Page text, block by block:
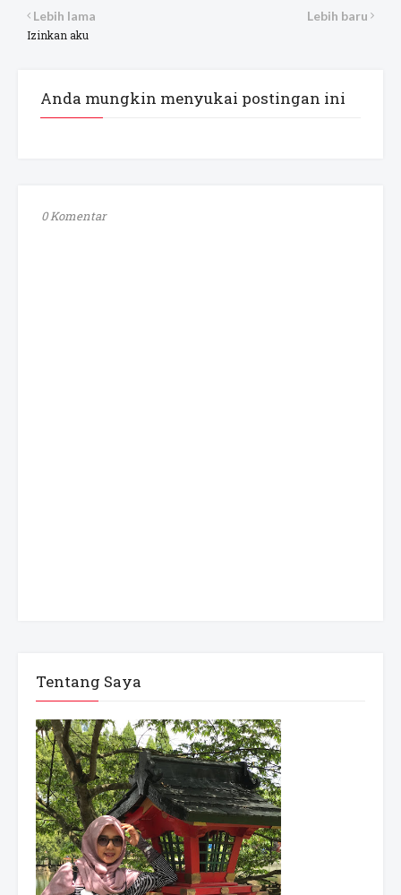
Lebih baru
Lebih lama
Izinkan aku
Anda mungkin menyukai postingan ini
0 Komentar
Tentang Saya